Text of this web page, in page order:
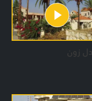
زون